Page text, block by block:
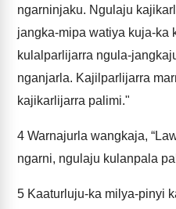
ngarninjaku. Ngulaju
jangka-mipa watiya kuja-ka
kulalparlijarra ngula-
nganjarla. Kajilparlijarra
kajikarlijarra palimi."
4 Warnajurla wangkaja,
ngarni, ngulaju kulanpala
5 Kaaturluju-ka milya-pinyi